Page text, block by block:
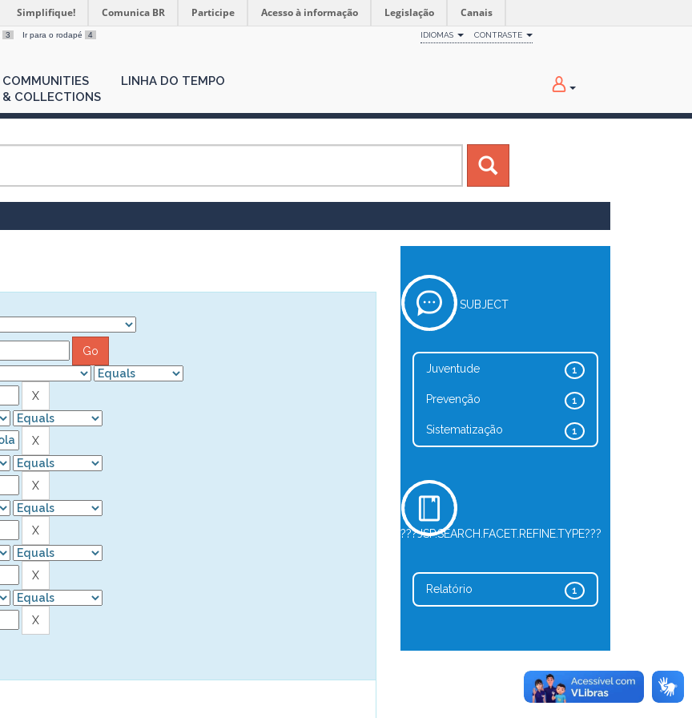
Simplifique! Comunica BR Participe Acesso à informação Legislação Canais
3 Ir para o rodapé 4 IDIOMAS CONTRASTE
COMMUNITIES
& COLLECTIONS
LINHA DO TEMPO
SUBJECT
1
Juventude
1
Prevenção
1
Sistematização
???JSP.SEARCH.FACET.REFINE.TYPE???
1
Relatório